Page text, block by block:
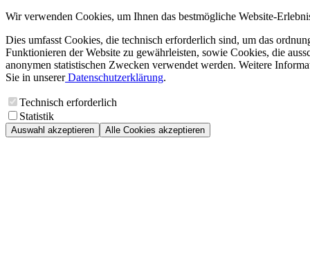
Wir verwenden Cookies, um Ihnen das bestmögliche Website-
Dies umfasst Cookies, die technisch erforderlich sind, um das
Funktionieren der Website zu gewährleisten, sowie Cookies, die
anonymen statistischen Zwecken verwendet werden. Weitere
Sie in unsererDatenschutzerklärung.
Technisch erforderlich
Statistik
Auswahl akzeptieren Alle Cookies akzeptieren